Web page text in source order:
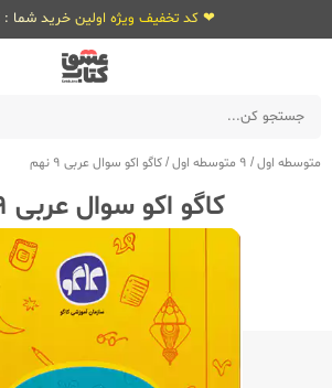
❤ کد تخفیف ویژه اولین خرید شما : KLC ❤
متوسطه اول/ 9 متوسطه اول /کاگو اکو سوال عربی 9 نهم
کاگو اکو سوال عربی 9 نهم